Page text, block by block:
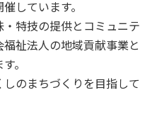
しています。
特技の提供とコミュニテ
祉法人の地域貢献事業と
。
のまちづくりを目指して